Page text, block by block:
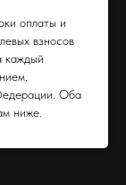
оплаты и
взносов
каждый
Оба
ниже.